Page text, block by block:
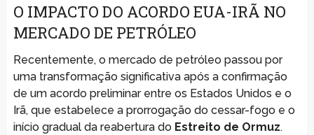
O IMPACTO DO ACORDO EUA-IRÃ NO
MERCADO DE PETRÓLEO
Recentemente, o mercado de petróleo passou por
uma transformação significativa após a confirmação
de um acordo preliminar entre os Estados Unidos e o
Irã, que estabelece a prorrogação do cessar-fogo e o
início gradual da reabertura do Estreito de Ormuz.